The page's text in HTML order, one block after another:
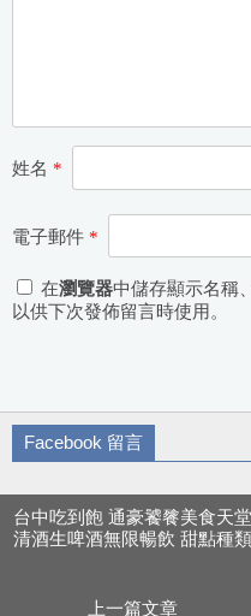
姓名 *
電子郵件 *
在瀏覽器中儲存顯示名稱
以供下次發佈留言時使用。
Facebook 留言
台中吃到飽 通豪饕餮美食天堂
清酒生啤酒無限暢飲 甜點種類
上一篇文章